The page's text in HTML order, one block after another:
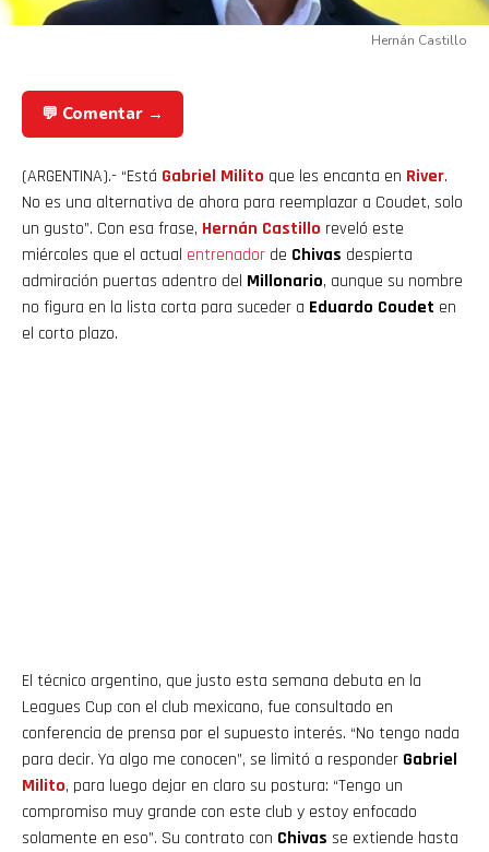
Hernán Castillo
💬 Comentar →
(ARGENTINA).- “Está Gabriel Milito que les encanta en River.
No es una alternativa de ahora para reemplazar a Coudet, solo
un gusto”. Con esa frase, Hernán Castillo reveló este
miércoles que el actual entrenador de Chivas despierta
admiración puertas adentro del Millonario, aunque su nombre
no figura en la lista corta para suceder a Eduardo Coudet en
el corto plazo.
El técnico argentino, que justo esta semana debuta en la
Leagues Cup con el club mexicano, fue consultado en
conferencia de prensa por el supuesto interés. “No tengo nada
para decir. Ya algo me conocen”, se limitó a responder Gabriel
Milito, para luego dejar en claro su postura: “Tengo un
compromiso muy grande con este club y estoy enfocado
solamente en eso”. Su contrato con Chivas se extiende hasta